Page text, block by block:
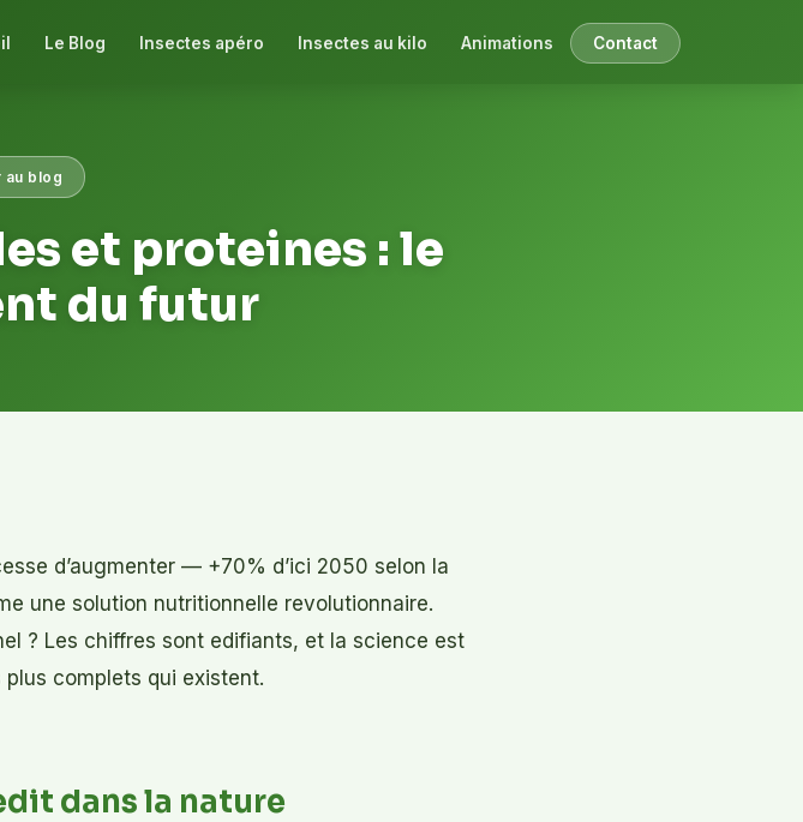
Le Blog Insectes apéro Insectes au kilo Animations Contact
au blog
et proteines : le
du futur
d’augmenter — +70% d’ici 2050 selon la
une solution nutritionnelle revolutionnaire.
? Les chiffres sont edifiants, et la science est
complets qui existent.
dans la nature